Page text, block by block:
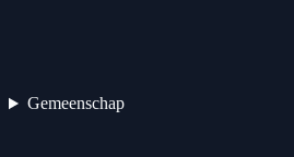
Gemeenschap